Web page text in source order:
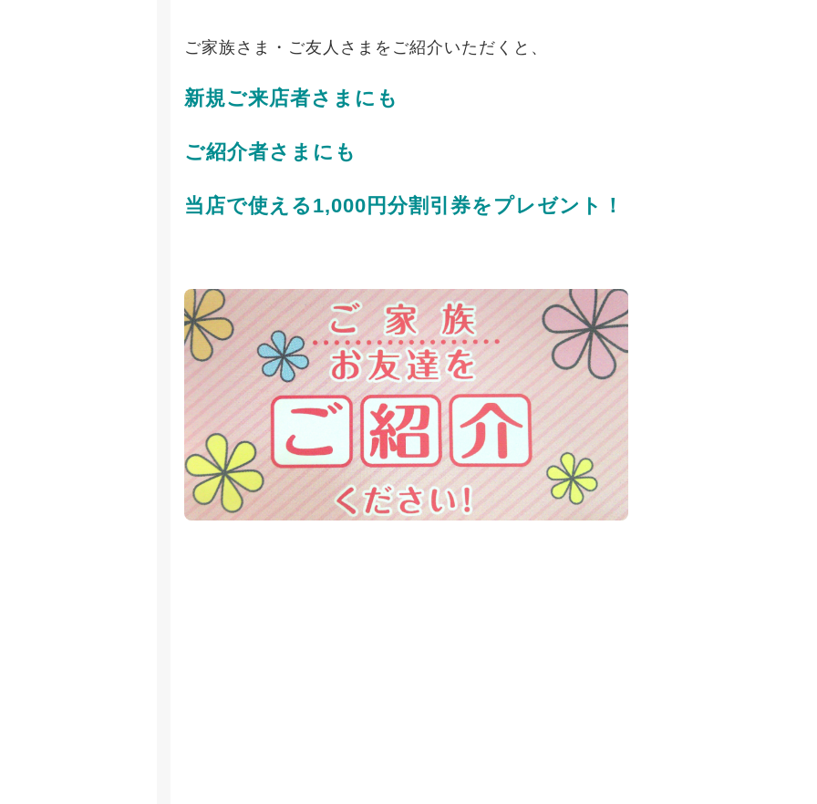
ご家族さま・ご友人さまをご紹介いただくと、
新規ご来店者さまにも
ご紹介者さまにも
当店で使える1,000円分割引券をプレゼント！